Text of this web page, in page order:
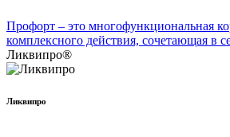
Профорт – это многофункциональная
комплексного действия, сочетающая в
Ликвипро®
Ликвипро